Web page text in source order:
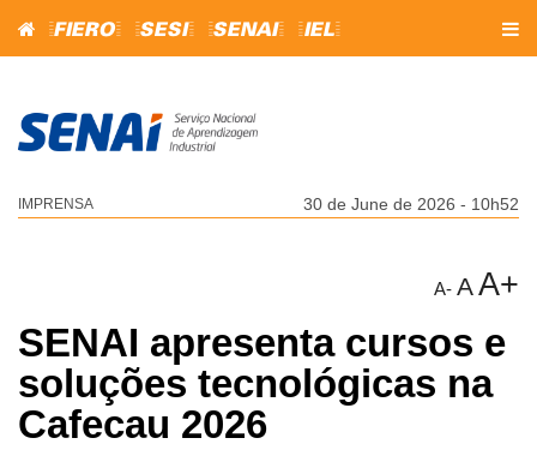
=FIERO= =SESI= =SENAI= =IEL=
IMPRENSA 30 de June de 2026 - 10h52
A- AA+
SENAI apresenta cursos e
soluções tecnológicas na
Cafecau 2026